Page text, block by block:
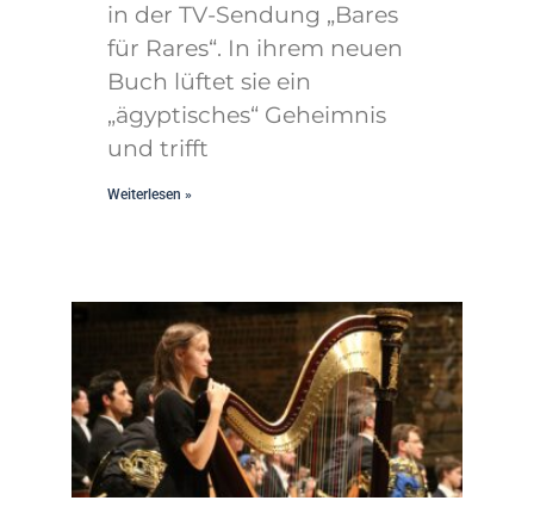
in der TV-Sendung „Bares
für Rares“. In ihrem neuen
Buch lüftet sie ein
„ägyptisches“ Geheimnis
und trifft
Weiterlesen »